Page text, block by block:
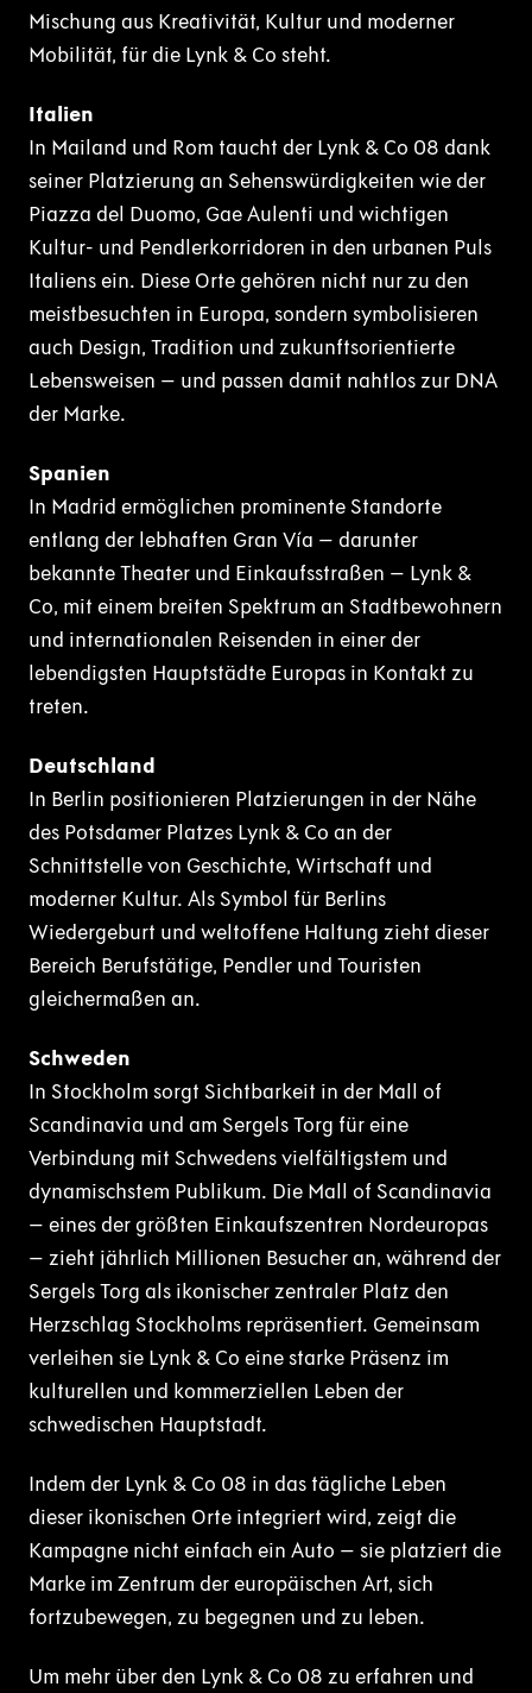
Mischung aus Kreativität, Kultur und moderner
Mobilität, für die Lynk & Co steht.
Italien
In Mailand und Rom taucht der Lynk & Co 08 dank
seiner Platzierung an Sehenswürdigkeiten wie der
Piazza del Duomo, Gae Aulenti und wichtigen
Kultur- und Pendlerkorridoren in den urbanen Puls
Italiens ein. Diese Orte gehören nicht nur zu den
meistbesuchten in Europa, sondern symbolisieren
auch Design, Tradition und zukunftsorientierte
Lebensweisen – und passen damit nahtlos zur DNA
der Marke.
Spanien
In Madrid ermöglichen prominente Standorte
entlang der lebhaften Gran Vía – darunter
bekannte Theater und Einkaufsstraßen – Lynk &
Co, mit einem breiten Spektrum an Stadtbewohnern
und internationalen Reisenden in einer der
lebendigsten Hauptstädte Europas in Kontakt zu
treten.
Deutschland
In Berlin positionieren Platzierungen in der Nähe
des Potsdamer Platzes Lynk & Co an der
Schnittstelle von Geschichte, Wirtschaft und
moderner Kultur. Als Symbol für Berlins
Wiedergeburt und weltoffene Haltung zieht dieser
Bereich Berufstätige, Pendler und Touristen
gleichermaßen an.
Schweden
In Stockholm sorgt Sichtbarkeit in der Mall of
Scandinavia und am Sergels Torg für eine
Verbindung mit Schwedens vielfältigstem und
dynamischstem Publikum. Die Mall of Scandinavia
– eines der größten Einkaufszentren Nordeuropas
– zieht jährlich Millionen Besucher an, während der
Sergels Torg als ikonischer zentraler Platz den
Herzschlag Stockholms repräsentiert. Gemeinsam
verleihen sie Lynk & Co eine starke Präsenz im
kulturellen und kommerziellen Leben der
schwedischen Hauptstadt.
Indem der Lynk & Co 08 in das tägliche Leben
dieser ikonischen Orte integriert wird, zeigt die
Kampagne nicht einfach ein Auto – sie platziert die
Marke im Zentrum der europäischen Art, sich
fortzubewegen, zu begegnen und zu leben.
Um mehr über den Lynk & Co 08 zu erfahren und